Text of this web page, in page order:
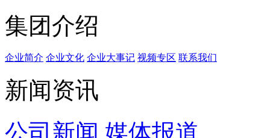
集团介绍
企业简介 企业文化 企业⼤事记 视频专区 联系我们
新闻资讯
公司新闻 媒体报道